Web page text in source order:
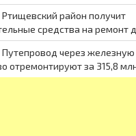
Ртищевский район получит
средства на ремонт
Путепровод через железную
отремонтируют за 315,8